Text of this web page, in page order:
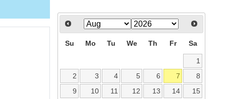
Su Mo Tu We Th Fr Sa
1
2
3 4 5 6 7
8
9
10 11 12 13 14
15